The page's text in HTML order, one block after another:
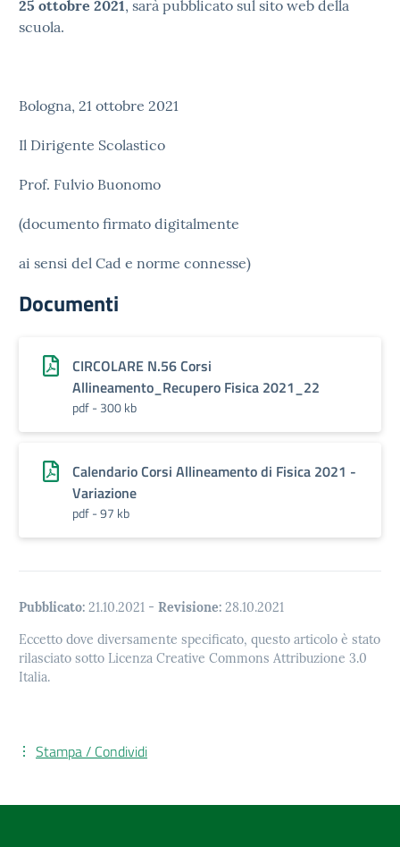
25 ottobre 2021, sarà pubblicato sul sito web della
scuola.
Bologna, 21 ottobre 2021
Il Dirigente Scolastico
Prof. Fulvio Buonomo
(documento firmato digitalmente
ai sensi del Cad e norme connesse)
Documenti
CIRCOLARE N.56 Corsi
Allineamento_Recupero Fisica 2021_22
pdf - 300 kb
Calendario Corsi Allineamento di Fisica 2021 -
Variazione
pdf - 97 kb
Pubblicato: 21.10.2021 - Revisione: 28.10.2021
Eccetto dove diversamente specificato, questo articolo è stato
rilasciato sotto Licenza Creative Commons Attribuzione 3.0
Italia.
Stampa / Condividi